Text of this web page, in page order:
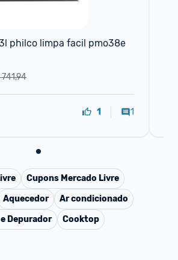
philco limpa facil pmo38e
1 1
Cupons Mercado Livre
Aquecedor
Ar condicionado
Depurador Cooktop